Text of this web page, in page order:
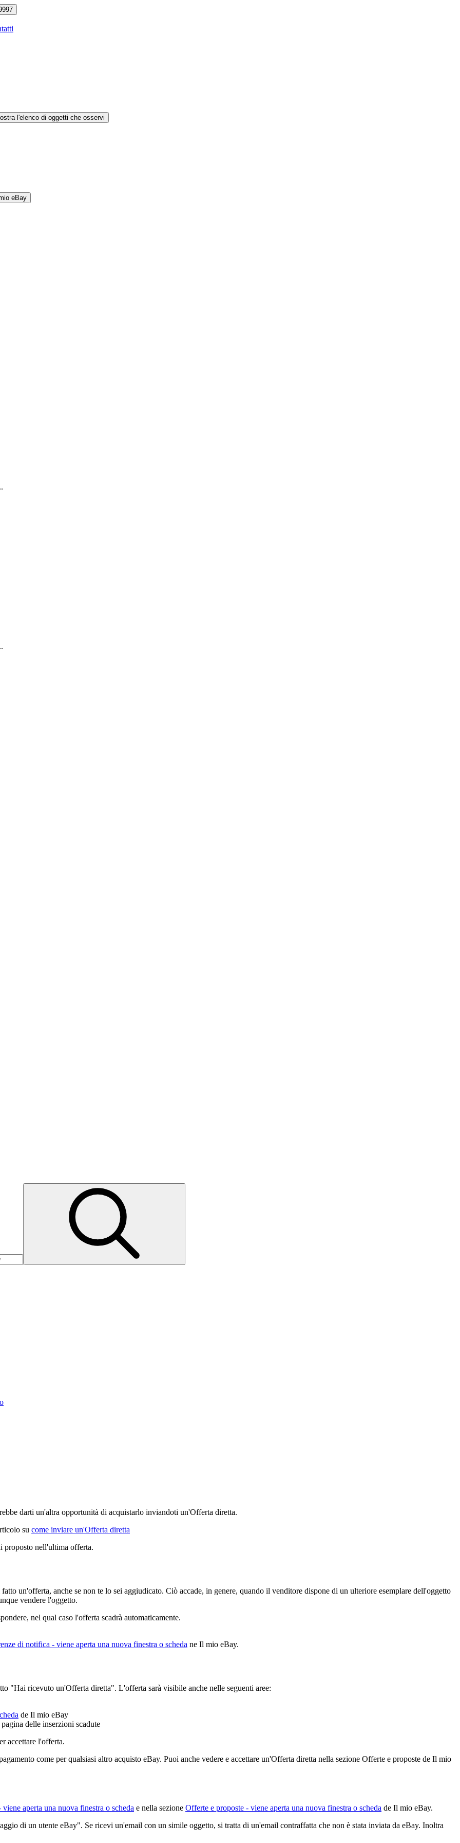
l'elenco di oggetti che osservi
eBay
darti un'altra opportunità di acquistarlo inviandoti un'Offerta diretta.
su come inviare un'Offerta diretta
proposto nell'ultima offerta.
un'offerta, anche se non te lo sei aggiudicato. Ciò accade, in genere, quando il venditore dispone di un ulteriore esemplare dell'oggetto
vendere l'oggetto.
nel qual caso l'offerta scadrà automaticamente.
di notifica - viene aperta una nuova finestra o scheda ne Il mio eBay.
"Hai ricevuto un'Offerta diretta". L'offerta sarà visibile anche nelle seguenti aree:
de Il mio eBay
delle inserzioni scadute
accettare l'offerta.
come per qualsiasi altro acquisto eBay. Puoi anche vedere e accettare un'Offerta diretta nella sezione Offerte e proposte de Il mio
aperta una nuova finestra o scheda e nella sezione Offerte e proposte - viene aperta una nuova finestra o scheda de Il mio eBay.
di un utente eBay". Se ricevi un'email con un simile oggetto, si tratta di un'email contraffatta che non è stata inviata da eBay. Inoltra